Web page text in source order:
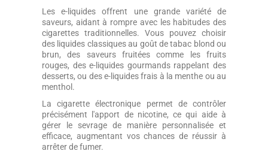
Les e-liquides offrent une grande variété de
saveurs, aidant à rompre avec les habitudes des
cigarettes traditionnelles. Vous pouvez choisir
des liquides classiques au goût de tabac blond ou
brun, des saveurs fruitées comme les fruits
rouges, des e-liquides gourmands rappelant des
desserts, ou des e-liquides frais à la menthe ou au
menthol.
La cigarette électronique permet de contrôler
précisément l'apport de nicotine, ce qui aide à
gérer le sevrage de manière personnalisée et
efficace, augmentant vos chances de réussir à
arrêter de fumer.